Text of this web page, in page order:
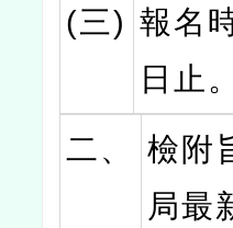
(三) 報名
日止。
二、
檢附
局最